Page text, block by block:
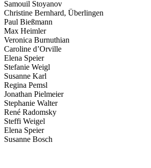
Samouil Stoyanov
Christine Bernhard, Überlingen
Paul Bießmann
Max Heimler
Veronica Burnuthian
Caroline d’Orville
Elena Speier
Stefanie Weigl
Susanne Karl
Regina Pemsl
Jonathan Pielmeier
Stephanie Walter
René Radomsky
Steffi Weigel
Elena Speier
Susanne Bosch